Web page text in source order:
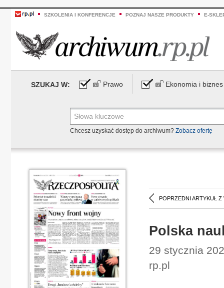
SZKOLENIA I KONFERENCJE POZNAJ NASZE PRODUKTY E-
SZUKAJ W: Prawo Ekonomia i biznes
Chcesz uzyskać dostęp do archiwum? Zobacz ofertę
POPRZEDNI ARTYKUŁ Z
Polska
29 stycznia
rp.pl